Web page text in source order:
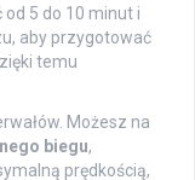
od 5 do 10 minut i
aby przygotować
temu
Możesz na
biegu,
prędkością,